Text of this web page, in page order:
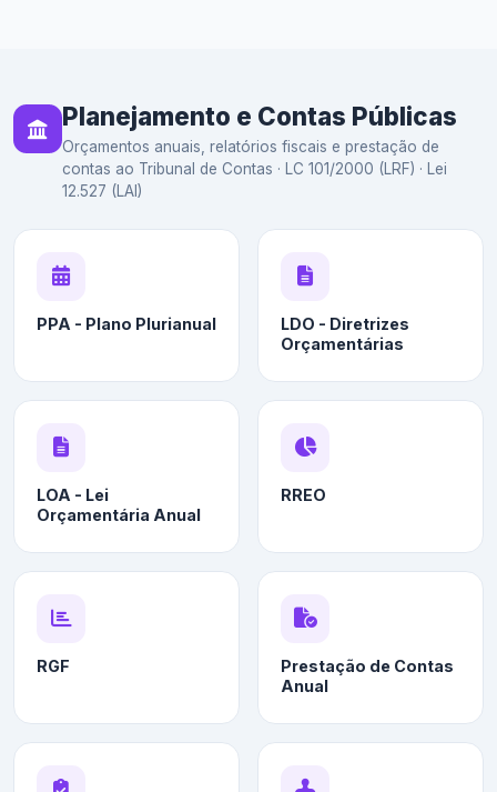
Planejamento e Contas Públicas
Orçamentos anuais, relatórios fiscais e prestação de
contas ao Tribunal de Contas · LC 101/2000 (LRF) · Lei
12.527 (LAI)
PPA - Plano Plurianual
LDO - Diretrizes
Orçamentárias
LOA - Lei
Orçamentária Anual
RREO
RGF
Prestação de Contas
Anual